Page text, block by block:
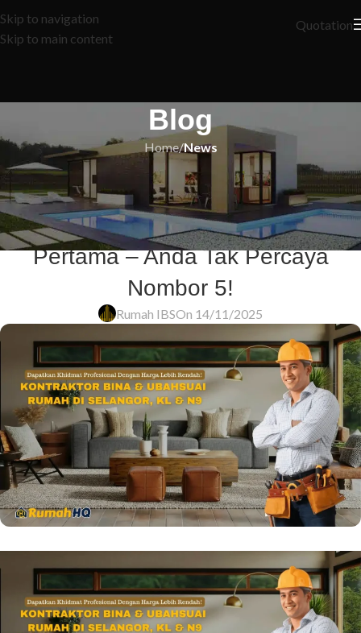
Skip to navigation
Skip to main content
Quotation
Blog
Home/News
NEWS
7 Rahsia Penuh untuk
Mendapatkan Pinjaman Rumah
Pertama – Anda Tak Percaya
Nombor 5!
Rumah IBSOn 14/11/2025